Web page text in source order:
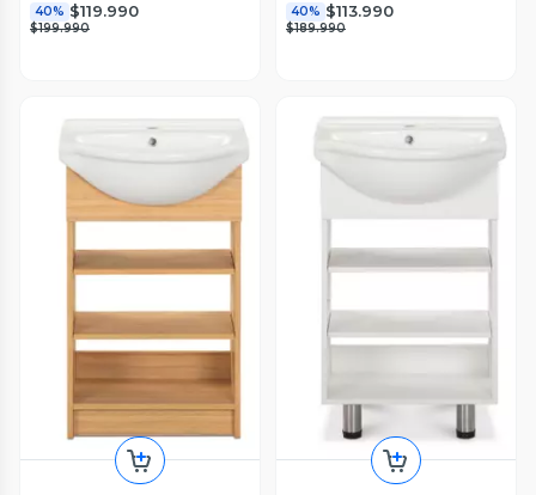
40% $119.990
$199.990
40% $113.990
$189.990